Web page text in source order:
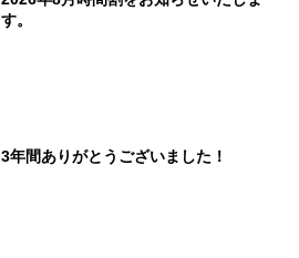
す。
3年間ありがとうございました！